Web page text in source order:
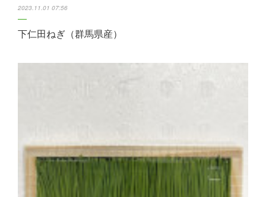
2023.11.01 07:56
下仁田ねぎ（群馬県産）